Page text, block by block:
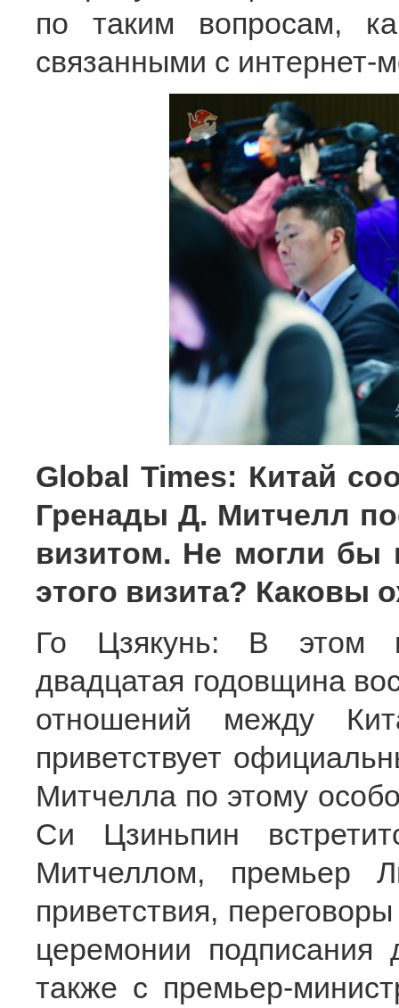
по таким вопросам,
связанными с интернет-
Global Times: Китай
Гренады Д. Митчелл
визитом. Не могли бы
этого визита? Каковы
Го Цзякунь: В этом
двадцатая годовщина
отношений между
приветствует
Митчелла по этому
Си Цзиньпин
Митчеллом, премьер
приветствия,
церемонии подписания
также с премьер-